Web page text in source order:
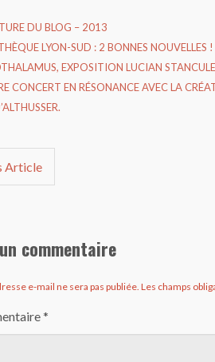
DU BLOG – 2013
LYON-SUD : 2 BONNES NOUVELLES !
EXPOSITION LUCIAN
CONCERT EN RÉSONANCE AVEC LA
Article
commentaire
e-mail ne sera pas publiée. Les champs
*